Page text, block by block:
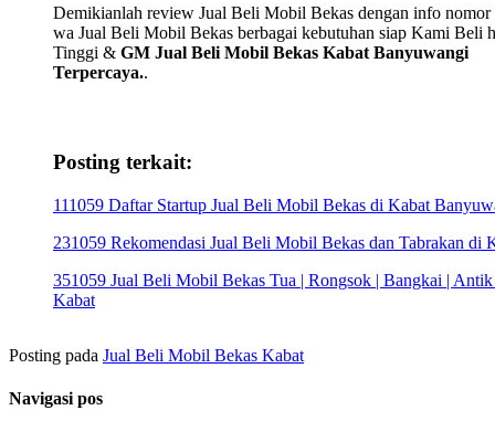
Demikianlah review Jual Beli Mobil Bekas dengan info nomor
wa Jual Beli Mobil Bekas berbagai kebutuhan siap Kami Beli
Tinggi & GM Jual Beli Mobil Bekas Kabat Banyuwangi
Terpercaya..
Posting terkait:
111059 Daftar Startup Jual Beli Mobil Bekas di Kabat
231059 Rekomendasi Jual Beli Mobil Bekas dan Tabrakan di
351059 Jual Beli Mobil Bekas Tua | Rongsok | Bangkai |
Kabat
Posting pada Jual Beli Mobil Bekas Kabat
Navigasi pos